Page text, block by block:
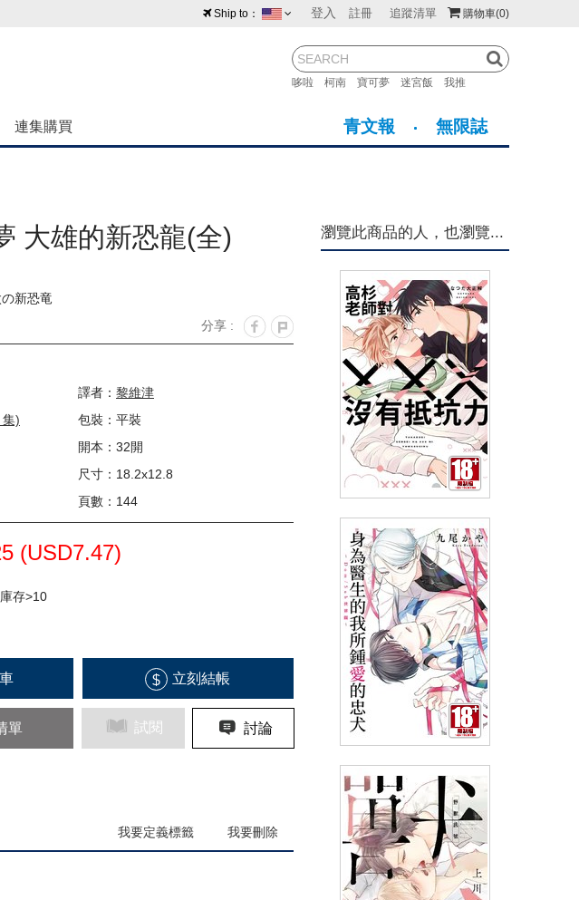
購物車(0)
登入 註冊 追蹤清單
哆啦 柯南 寶可夢 迷宮飯 我推
Ship to：
紐西蘭 馬來西亞
菲律賓
連集購買 青文報 無限誌
大雄的新恐龍(全)
新恐竜
分享 :
譯者： 黎維津
)
包裝：平裝
開本：32開
尺寸：18.2x12.8
頁數：144
(USD7.47)
庫存>10
$ 立刻結帳
單 試閱 討論
我要定義標籤 我要刪除
瀏覽此商品的人，也瀏覽...
NT$140 90折 NT$126 (USD4.18)
Dom/Sub世界觀～(全)
NT$140 90折 NT$126 (USD4.18)